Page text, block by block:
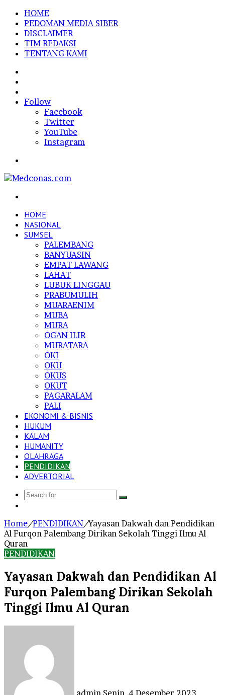
HOME
PEDOMAN MEDIA SIBER
DISCLAIMER
TIM REDAKSI
TENTANG KAMI
In
Follow
Facebook
Twitter
YouTube
Instagram
HOME
NASIONAL
SUMSEL
PALEMBANG
BANYUASIN
EMPAT LAWANG
LAHAT
LUBUK LINGGAU
PRABUMULIH
MUARAENIM
MUBA
MURA
OGAN ILIR
MURATARA
OKI
OKU
OKUS
OKUT
PAGARALAM
PALI
EKONOMI & BISNIS
HUKUM
KALAM
HUMANITY
OLAHRAGA
PENDIDIKAN
ADVERTORIAL
Search
Home/PENDIDIKAN/Yayasan Dakwah dan Pendidikan
Al Furqon Palembang Dirikan Sekolah Tinggi Ilmu Al
Quran
PENDIDIKAN
Yayasan Dakwah dan Pendidikan Al
Furqon Palembang Dirikan Sekolah
Tinggi Ilmu Al Quran
admin Senin, 4 Desember 2023